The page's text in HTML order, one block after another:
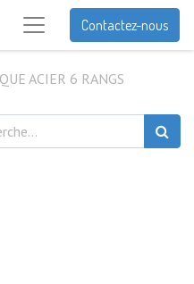
Contactez-nous
ACIER 6 RANGS